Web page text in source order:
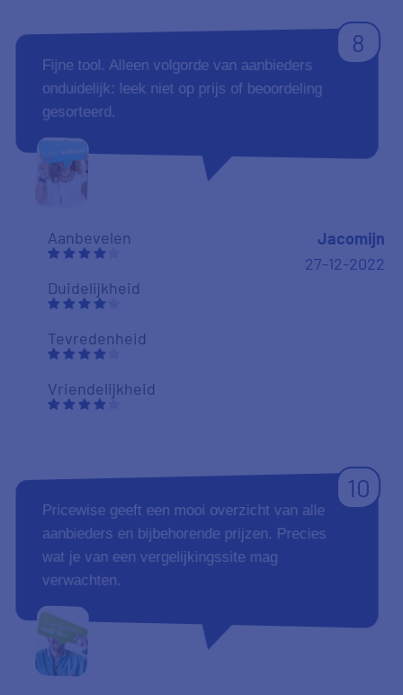
8
Fijne tool. Alleen volgorde van aanbieders
onduidelijk: leek niet op prijs of beoordeling
gesorteerd.
Aanbevelen
Duidelijkheid
Tevredenheid
Vriendelijkheid
Jacomijn
27-12-2022
10
Pricewise geeft een mooi overzicht van alle
aanbieders en bijbehorende prijzen. Precies
wat je van een vergelijkingssite mag
verwachten.